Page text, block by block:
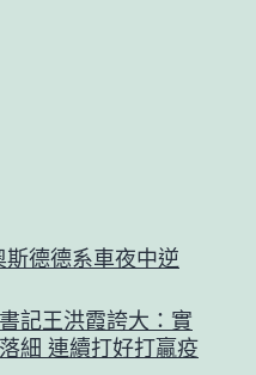
斯德德系車夜中逆
記王洪霞誇大：實
細 連續打好打贏疫